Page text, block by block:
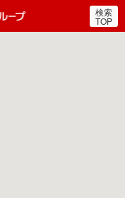
郵便局・日本郵政グルー
検索
TOP